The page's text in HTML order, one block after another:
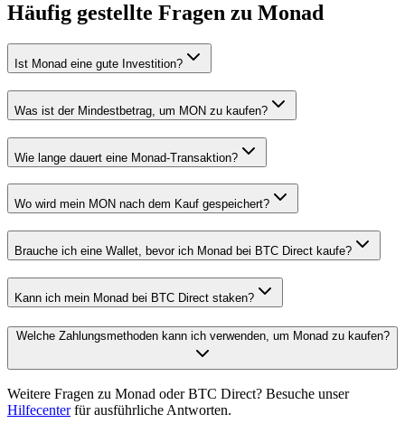
Häufig gestellte Fragen zu Monad
Ist Monad eine gute Investition?
Was ist der Mindestbetrag, um MON zu kaufen?
Wie lange dauert eine Monad-Transaktion?
Wo wird mein MON nach dem Kauf gespeichert?
Brauche ich eine Wallet, bevor ich Monad bei BTC Direct kaufe?
Kann ich mein Monad bei BTC Direct staken?
Welche Zahlungsmethoden kann ich verwenden, um Monad zu kaufen?
Weitere Fragen zu Monad oder BTC Direct? Besuche unser
Hilfecenterfür ausführliche Antworten.